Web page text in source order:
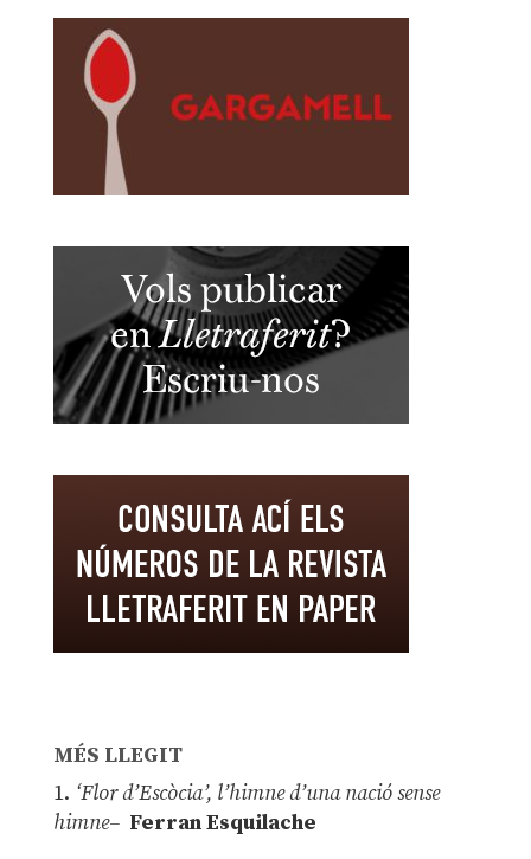
MÉS LLEGIT
1. ‘Flor d’Escòcia’, l’himne d’una nació sense
himne– Ferran Esquilache